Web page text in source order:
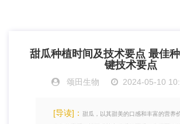
甜瓜种植时间及技术要点 最佳
键技术要点
颂田生物 2024-05-10
[导读]： 甜瓜，以其甜美的口感和丰富的营养